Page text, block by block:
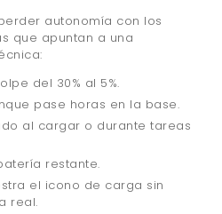
autonomía con los
que apuntan a una
del 30% al 5%.
pase horas en la base.
al cargar o durante tareas
restante.
el icono de carga sin
real.